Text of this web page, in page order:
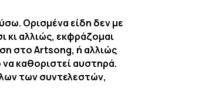
Ορισμένα είδη δεν με
κι αλλιώς, εκφράζομαι
στο Artsong, ή αλλιώς
να καθοριστεί αυστηρά.
των συντελεστών,